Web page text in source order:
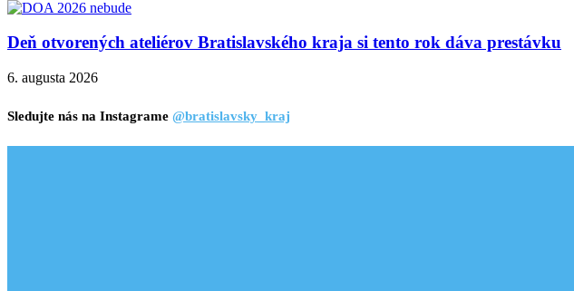
Deň otvorených ateliérov Bratislavského kraja si tento rok dáva prestávku
6. augusta 2026
Sledujte nás na Instagrame @bratislavsky_kraj